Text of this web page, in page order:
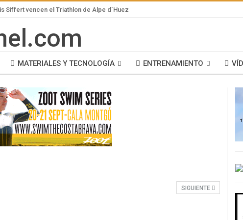
Siffert vencen el Triathlon de Alpe d´Huez
MATERIALES Y TECNOLOGÍA ENTRENAMIENTO
SIGUIENTE